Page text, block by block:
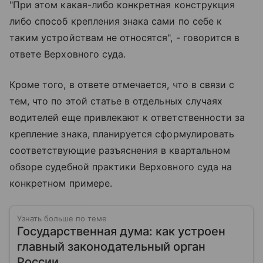
"При этом какая-либо конкретная конструкция
либо способ крепления знака сами по себе к
таким устройствам не относятся", - говорится в
ответе Верховного суда.
Кроме того, в ответе отмечается, что в связи с
тем, что по этой статье в отдельных случаях
водителей еще привлекают к ответственности за
крепление знака, планируется сформулировать
соответствующие разъяснения в квартальном
обзоре судебной практики Верховного суда на
конкретном примере.
Узнать больше по теме
Государственная дума: как устроен
главный законодательный орган